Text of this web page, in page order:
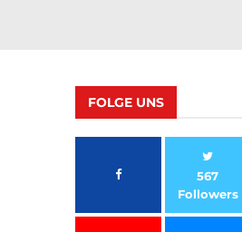
FOLGE UNS
567
Followers